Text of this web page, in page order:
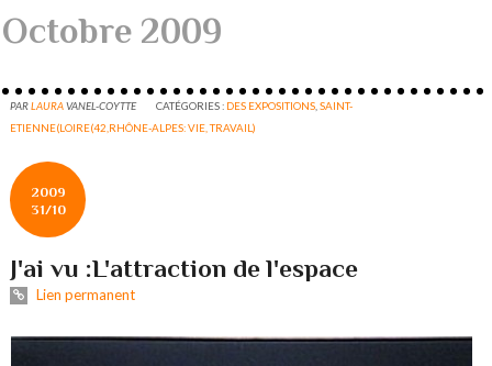
Octobre 2009
PARLAURAVANEL-COYTTE CATÉGORIES : DES EXPOSITIONS ,SAINT-
ETIENNE(LOIRE(42,RHÔNE-ALPES: VIE, TRAVAIL)
2009
31/10
J'ai vu :L'attraction de l'espace
Lien permanent